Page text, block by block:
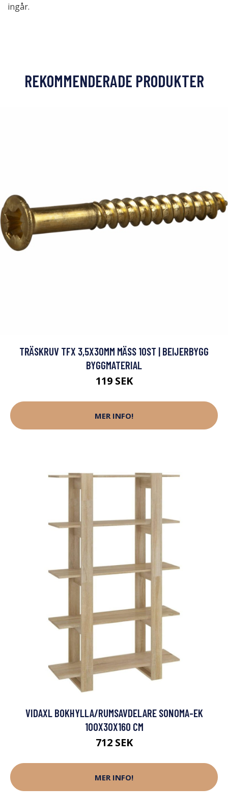
ingår.
REKOMMENDERADE PRODUKTER
TRÄSKRUV TFX 3,5X30MM MÄSS 10ST | BEIJERBYGG
BYGGMATERIAL
119 SEK
MER INFO!
VIDAXL BOKHYLLA/RUMSAVDELARE SONOMA-EK
100X30X160 CM
712 SEK
MER INFO!